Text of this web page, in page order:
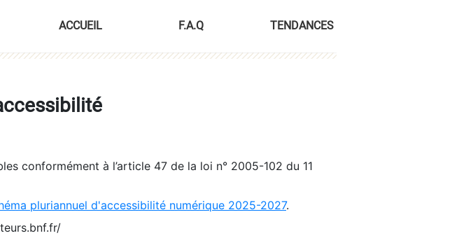
ACCUEIL F.A.Q TENDANCES
conformément à l’article 47 de la loi n° 2005-102 du 11
pluriannuel d'accessibilité numérique 2025-2027.